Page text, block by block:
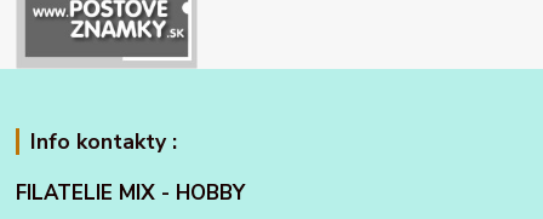
Info kontakty :
FILATELIE MIX - HOBBY